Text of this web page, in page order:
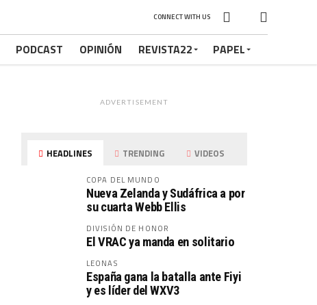
CONNECT WITH US
PODCAST OPINIÓN REVISTA22 PAPEL
ADVERTISEMENT
HEADLINES TRENDING VIDEOS
COPA DEL MUNDO
Nueva Zelanda y Sudáfrica a por
su cuarta Webb Ellis
DIVISIÓN DE HONOR
El VRAC ya manda en solitario
LEONAS
España gana la batalla ante Fiyi
y es líder del WXV3